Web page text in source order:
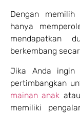
Dengan
hanya
mendapatkan
berkembang
Jika Anda ingin
pertimbangkan
mainan anak
memiliki